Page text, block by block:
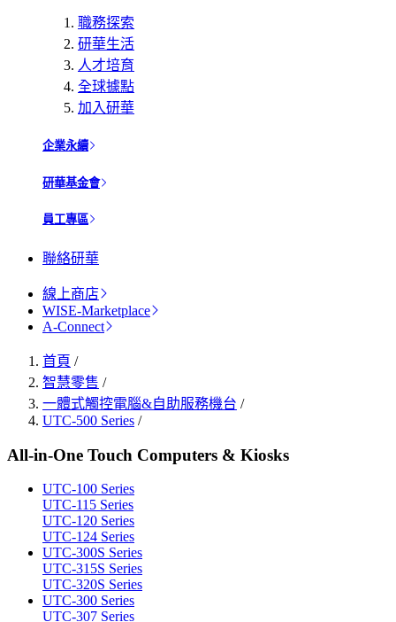
職務探索
研華生活
人才培育
全球據點
加入研華
企業永續
研華基金會
員工專區
聯絡研華
線上商店
WISE-Marketplace
A-Connect
首頁 /
智慧零售 /
一體式觸控電腦&自助服務機台 /
UTC-500 Series /
All-in-One Touch Computers & Kiosks
UTC-100 Series
UTC-115 Series
UTC-120 Series
UTC-124 Series
UTC-300S Series
UTC-315S Series
UTC-320S Series
UTC-300 Series
UTC-307 Series